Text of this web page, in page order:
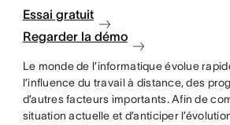
Essai gratuit
Regarder la démo
Le monde de l’informatique évolue
l’influence du travail à distance, des
d’autres facteurs importants. Afin de
situation actuelle et d’anticiper